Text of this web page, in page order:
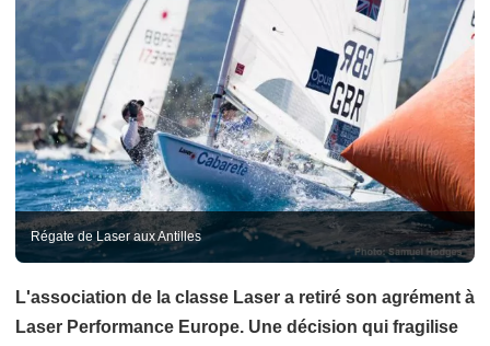
Régate de Laser aux Antilles
L'association de la classe Laser a retiré son agrément à
Laser Performance Europe. Une décision qui fragilise